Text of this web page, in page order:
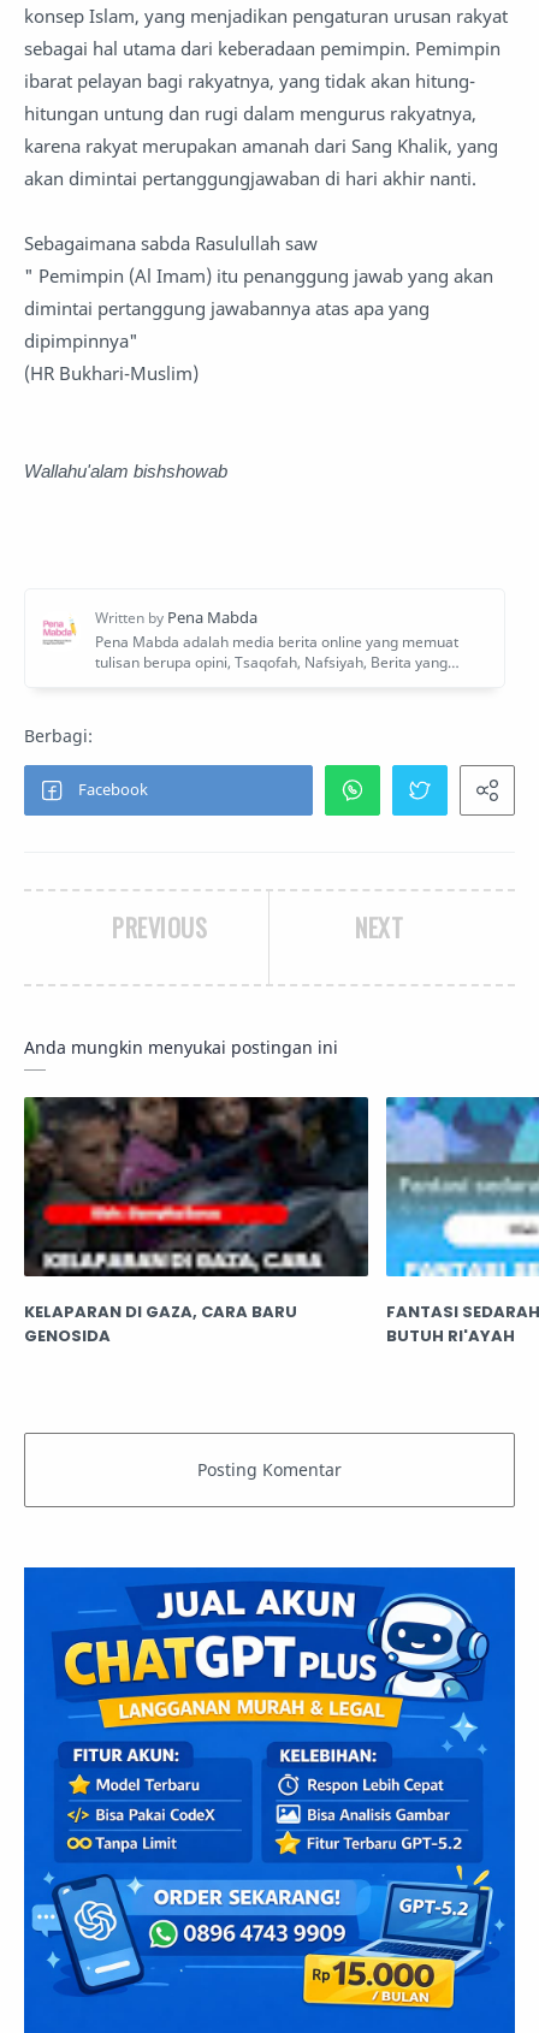
konsep Islam, yang menjadikan pengaturan urusan rakyat
sebagai hal utama dari keberadaan pemimpin. Pemimpin
ibarat pelayan bagi rakyatnya, yang tidak akan hitung-
hitungan untung dan rugi dalam mengurus rakyatnya,
karena rakyat merupakan amanah dari Sang Khalik, yang
akan dimintai pertanggungjawaban di hari akhir nanti.
Sebagaimana sabda Rasulullah saw
" Pemimpin (Al Imam) itu penanggung jawab yang akan
dimintai pertanggung jawabannya atas apa yang
dipimpinnya"
(HR Bukhari-Muslim)
Wallahu'alam bishshowab
NEXT
PREVIOUS
Anda mungkin menyukai postingan ini
KELAPARAN DI GAZA, CARA BARU
GENOSIDA
FANTASI
BUTUH RI'AYAH